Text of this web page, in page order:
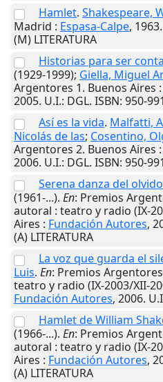
Hamlet. Shakespeare,
Madrid : Espasa-Calpe, 1963.
(M) LITERATURA
Historias para ser
(1929-1999); Giella, Miguel
Argentores 1. Buenos Aires :
2005. U.I.: DGL. ISBN: 950-
Así es la vida. Malfatti,
Nicolás de las; Cosentino,
Argentores 2. Buenos Aires :
2006. U.I.: DGL. ISBN: 950-
Serena danza del olvido
(1961-...). En: Premios
autoral : teatro y radio (IX-
Aires : Fundación Autores,
(A) LITERATURA
La voz que guarda el
Luis. En: Premios
teatro y radio (IX-2003/XII-
Fundación Autores, 2006.
Hamlet de William
(1966-...). En: Premios
autoral : teatro y radio (IX-
Aires : Fundación Autores,
(A) LITERATURA